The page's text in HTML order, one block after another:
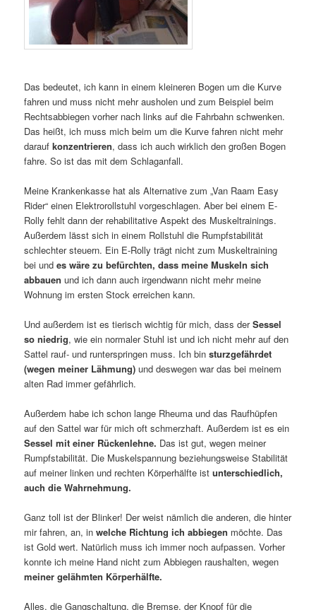
Das bedeutet, ich kann in einem kleineren Bogen um die Kurve
fahren und muss nicht mehr ausholen und zum Beispiel beim
Rechtsabbiegen vorher nach links auf die Fahrbahn schwenken.
Das heißt, ich muss mich beim um die Kurve fahren nicht mehr
daraufkonzentrieren, dass ich auch wirklich den großen Bogen
fahre. So ist das mit dem Schlaganfall.
Meine Krankenkasse hat als Alternative zum „Van Raam Easy
Rider“ einen Elektrorollstuhl vorgeschlagen. Aber bei einem E-
Rolly fehlt dann der rehabilitative Aspekt des Muskeltrainings.
Außerdem lässt sich in einem Rollstuhl die Rumpfstabilität
schlechter steuern. Ein E-Rolly trägt nicht zum Muskeltraining
bei undes wäre zu befürchten, dass meine Muskeln sich
abbauen und ich dann auch irgendwann nicht mehr meine
Wohnung im ersten Stock erreichen kann.
Und außerdem ist es tierisch wichtig für mich, dass derSessel
so niedrig, wie ein normaler Stuhl ist und ich nicht mehr auf den
Sattel rauf- und runterspringen muss. Ich binsturzgefährdet
(wegen meiner Lähmung) und deswegen war das bei meinem
alten Rad immer gefährlich.
Außerdem habe ich schon lange Rheuma und das Raufhüpfen
auf den Sattel war für mich oft schmerzhaft. Außerdem ist es ein
Sessel mit einer Rückenlehne. Das ist gut, wegen meiner
Rumpfstabilität. Die Muskelspannung beziehungsweise Stabilität
auf meiner linken und rechten Körperhälfte istunterschiedlich,
auch die Wahrnehmung.
Ganz toll ist der Blinker! Der weist nämlich die anderen, die hinter
mir fahren, an, inwelche Richtung ich abbiegen möchte. Das
ist Gold wert. Natürlich muss ich immer noch aufpassen. Vorher
konnte ich meine Hand nicht zum Abbiegen raushalten, wegen
meiner gelähmten Körperhälfte.
Alles, die Gangschaltung, die Bremse, der Knopf für die